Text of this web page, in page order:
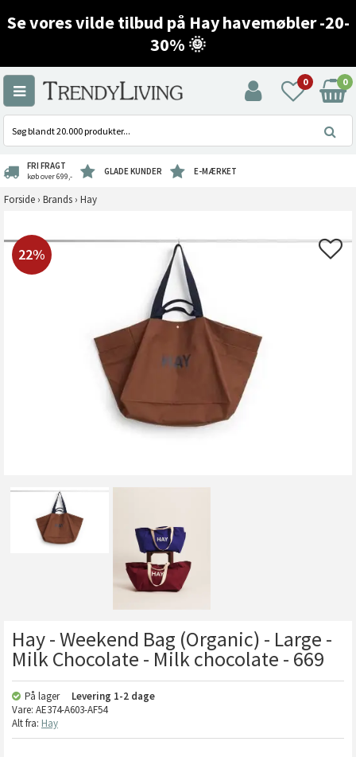
Se vores vilde tilbud på Hay havemøbler -20-
30% 🌞
0 0
FRI FRAGT
køb over 699,- GLADE KUNDER E-MÆRKET
Forside › Brands › Hay
22%
Hay - Weekend Bag (Organic) - Large -
Milk Chocolate - Milk chocolate - 669
På lager Levering 1-2 dage
Vare: AE374-A603-AF54
Alt fra: Hay